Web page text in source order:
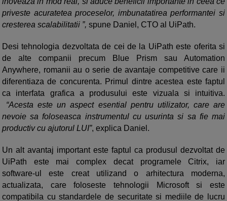
priveste acuratetea proceselor, imbunatatirea performantei si
cresterea scalabilitatii ”, spune Daniel, CTO al UiPath.
Desi tehnologia dezvoltata de cei de la UiPath este oferita si
de alte companii precum Blue Prism sau Automation
Anywhere, romanii au o serie de avantaje competitive care ii
diferentiaza de concurenta. Primul dintre acestea este faptul
ca interfata grafica a produsului este vizuala si intuitiva.
“Acesta este un aspect esential pentru utilizator, care are
nevoie sa foloseasca instrumentul cu usurinta si sa fie mai
productiv cu ajutorul LUI”, explica Daniel.
Un alt avantaj important este faptul ca produsul dezvoltat de
UiPath este mai complex decat programele Citrix, iar
software-ul este creat utilizand o arhitectura moderna,
actualizata, care foloseste tehnologii Microsoft si este
compatibila cu standardele de securitate si mediile de lucru